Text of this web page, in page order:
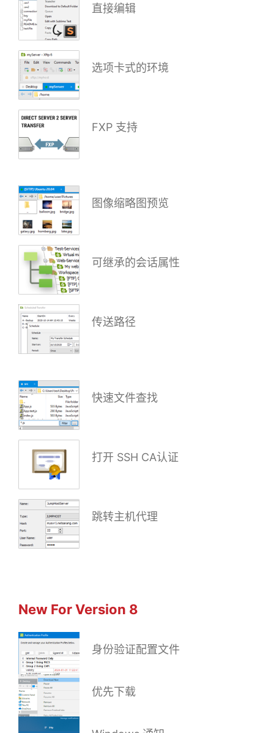
直接编辑
选项卡式的环境
FXP 支持
图像缩略图预览
可继承的会话属性
传送路径
快速文件查找
打开 SSH CA认证
跳转主机代理
New For Version 8
身份验证配置文件
优先下载